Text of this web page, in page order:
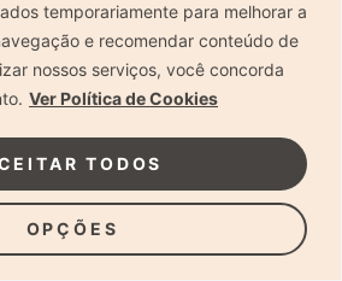
temporariamente para melhorar a
e recomendar conteúdo de
nossos serviços, você concorda
Ver Política de Cookies
OPÇÕES
TODOS
e sua pequena
como otimizar o fluxo de trabalho
qual o melhor guia de poses para